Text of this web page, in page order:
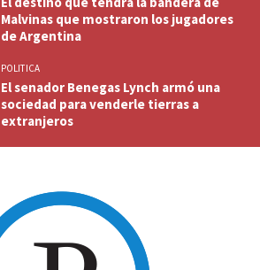
Malvinas que mostraron los jugadores
de Argentina
POLITICA
El senador Benegas Lynch armó una
sociedad para venderle tierras a
extranjeros